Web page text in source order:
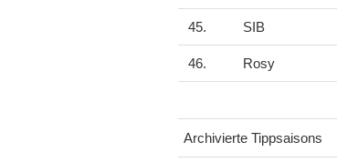
45. SIB
46. Rosy
Archivierte Tippsaisons